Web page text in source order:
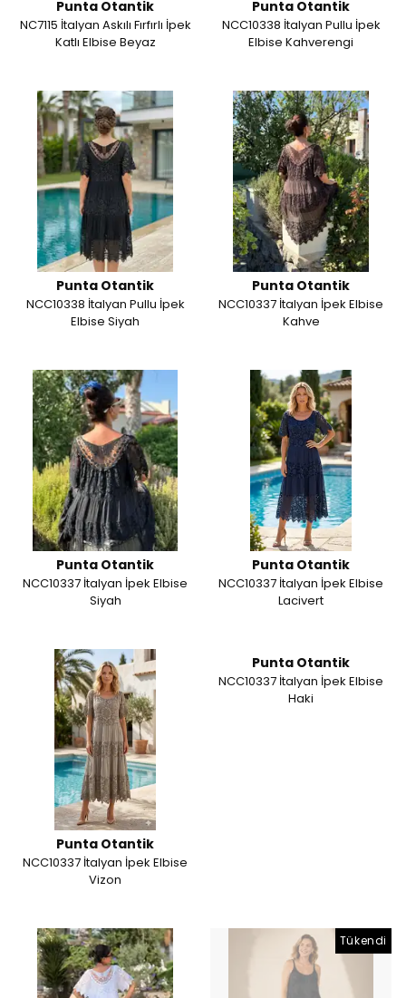
Punta Otantik
NC7115 İtalyan Askılı Fırfırlı İpek
Katlı Elbise Beyaz
Punta Otantik
NCC10338 İtalyan Pullu İpek
Elbise Kahverengi
Punta Otantik
NCC10338 İtalyan Pullu İpek
Elbise Siyah
Punta Otantik
NCC10337 İtalyan İpek Elbise
Kahve
Punta Otantik
NCC10337 İtalyan İpek Elbise
Siyah
Punta Otantik
NCC10337 İtalyan İpek Elbise
Lacivert
Punta Otantik
NCC10337 İtalyan İpek Elbise
Vizon
Punta Otantik
NCC10337 İtalyan İpek Elbise
Haki
Tükendi